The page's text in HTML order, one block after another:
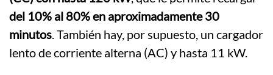
del 10% al 80% en aproximadamente 30
minutos. También hay, por supuesto, un cargador
lento de corriente alterna (AC) y hasta 11 kW.